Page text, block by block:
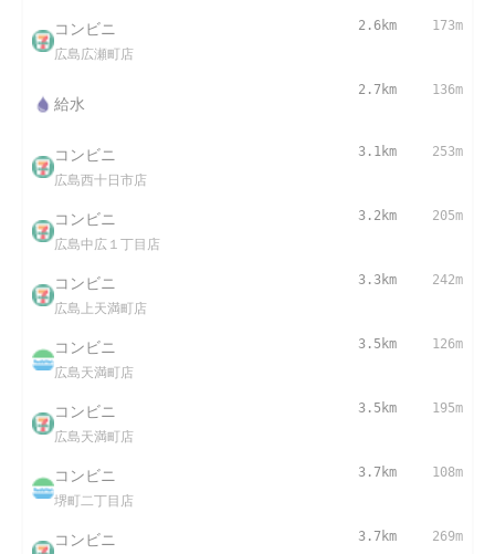
コンビニ
広島広瀬町店
2.6km 173m
給水
2.7km 136m
コンビニ
広島西十日市店
3.1km 253m
コンビニ
広島中広１丁目店
3.2km 205m
コンビニ
広島上天満町店
3.3km 242m
コンビニ
広島天満町店
3.5km 126m
コンビニ
広島天満町店
3.5km 195m
コンビニ
堺町二丁目店
3.7km 108m
コンビニ 3.7km 269m